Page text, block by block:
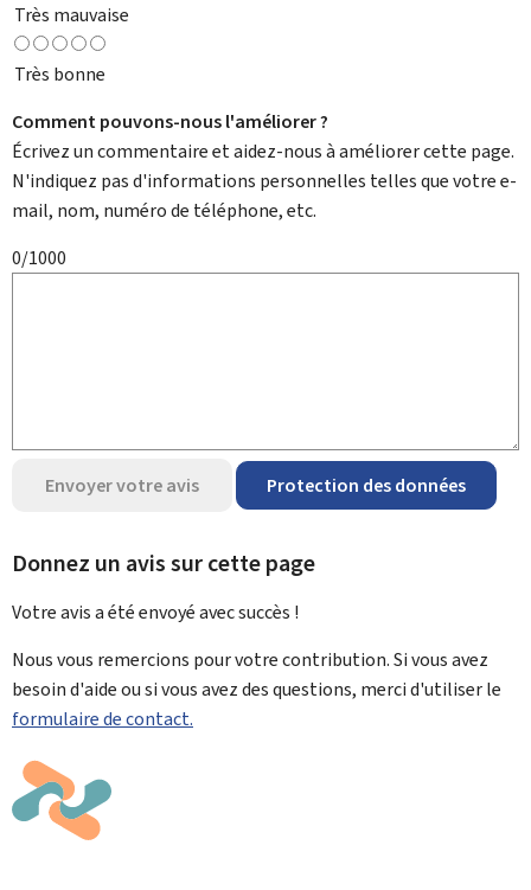
Très mauvaise
Très bonne
Comment pouvons-nous l'améliorer ?
Écrivez un commentaire et aidez-nous à améliorer cette page.
N'indiquez pas d'informations personnelles telles que votre e-
mail, nom, numéro de téléphone, etc.
0/1000
Envoyer votre avis Protection des données
Donnez un avis sur cette page
Votre avis a été envoyé avecsuccès !
Nous vous remercions pour votre contribution. Si vous avez
besoin d'aide ou si vous avez des questions, merci d'utiliser le
formulaire de contact.